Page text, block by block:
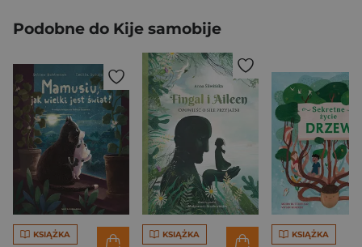
Podobne do Kije samobije
KSIĄŻKA KSIĄŻKA KSIĄŻKA